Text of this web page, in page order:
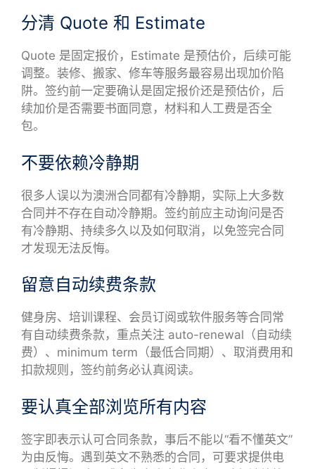
分清 Quote 和 Estimate
Quote 是固定报价，Estimate 是预估价，后续可能
调整。装修、搬家、修车等服务最容易出现加价陷
阱。签约前一定要确认是固定报价还是预估价，后
续加价是否需要书面同意，材料和人工费是否全
包。
不要依赖冷静期
很多人误以为澳洲合同都有冷静期，实际上大多数
合同并不存在自动冷静期。签约前应主动询问是否
有冷静期、持续多久以及如何取消，以免签完合同
才发现无法反悔。
留意自动续费条款
健身房、培训课程、会员订阅或软件服务等合同常
有自动续费条款，重点关注 auto-renewal（自动续
费）、minimum term（最低合同期）、取消费用和
扣款规则，签约前务必认真阅读。
要认真全部浏览所有内容
签字即表示认可合同条款，事后不能以“看不懂英文”
为由反悔。遇到英文不熟悉的合同，可要求提供电